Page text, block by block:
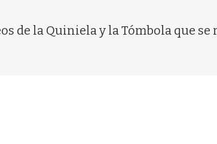
de la Quiniela y la Tómbola que